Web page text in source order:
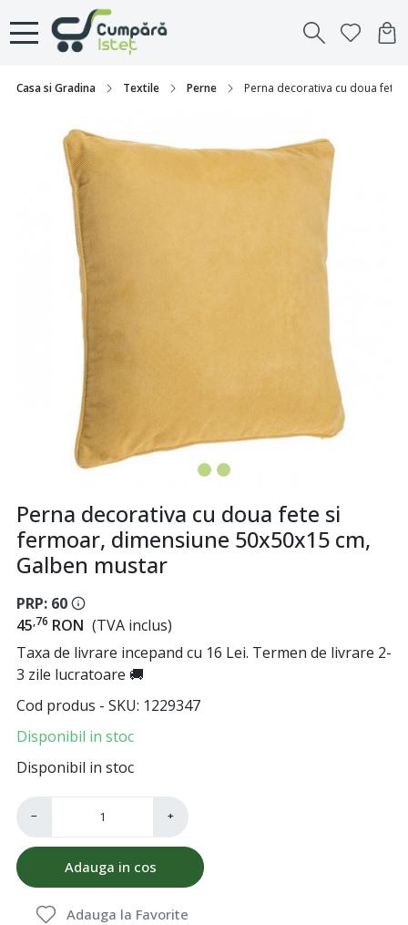
Casa si Gradina Textile Perne Perna decorativa cu doua fete
Perna decorativa cu doua fete si
fermoar, dimensiune 50x50x15 cm,
Galben mustar
PRP: 60
45,76 RON (TVA inclus)
Taxa de livrare incepand cu 16 Lei. Termen de livrare 2-
3 zile lucratoare 🚚
Cod produs - SKU 1229347
Disponibil in stoc
Disponibil in stoc
− +
Adauga in cos
Adauga la Favorite